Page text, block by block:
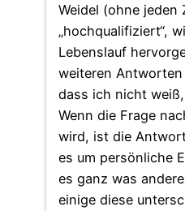
Weidel (ohne jeden
„hochqualifiziert“,
Lebenslauf
weiteren
dass ich nicht
Wenn die Frage
wird, ist die
es um persönliche
es ganz was
einige diese